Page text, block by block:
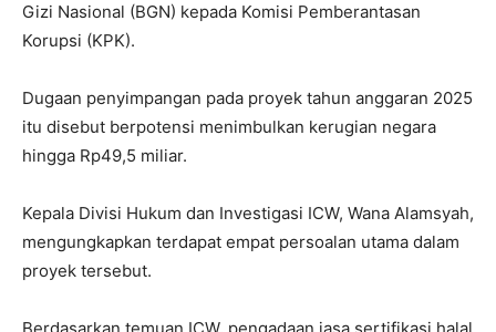
Gizi Nasional (BGN) kepada Komisi Pemberantasan
Korupsi (KPK).
Dugaan penyimpangan pada proyek tahun anggaran 2025
itu disebut berpotensi menimbulkan kerugian negara
hingga Rp49,5 miliar.
Kepala Divisi Hukum dan Investigasi ICW, Wana Alamsyah,
mengungkapkan terdapat empat persoalan utama dalam
proyek tersebut.